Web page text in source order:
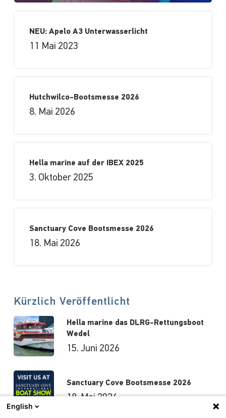
NEU: Apelo A3 Unterwasserlicht
11 Mai 2023
Hutchwilco-Bootsmesse 2026
8. Mai 2026
Hella marine auf der IBEX 2025
3. Oktober 2025
Sanctuary Cove Bootsmesse 2026
18. Mai 2026
Kürzlich Veröffentlicht
Hella marine das DLRG-Rettungsboot
Wedel
15. Juni 2026
Sanctuary Cove Bootsmesse 2026
18. Mai 2026
English